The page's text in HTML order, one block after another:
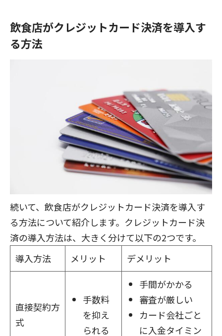
飲食店がクレジットカード決済を導入す
る方法
続いて、飲食店がクレジットカード決済を導入す
る方法について紹介します。クレジットカード決
済の導入方法は、大きく分けて以下の2つです。
導入方法
メリット デメリット
直接契約方
式
手数料
を抑え
られる
手間がかかる
審査が厳しい
カード会社ごと
に入金タイミン